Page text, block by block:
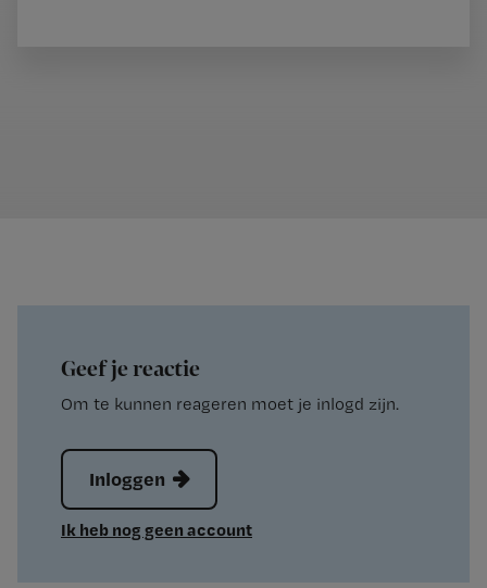
Geef je reactie
Om te kunnen reageren moet je inlogd zijn.
Inloggen
Ik heb nog geen account